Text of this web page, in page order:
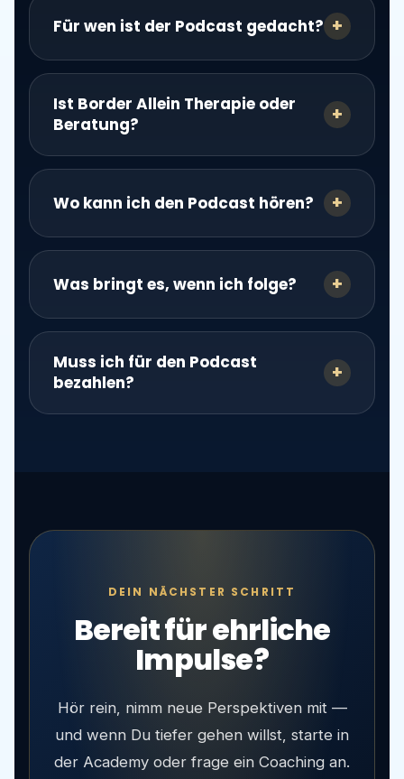
Für wen ist der Podcast gedacht?
Ist Border Allein Therapie oder
Beratung?
Wo kann ich den Podcast hören?
Was bringt es, wenn ich folge?
Muss ich für den Podcast
bezahlen?
DEIN NÄCHSTER SCHRITT
Bereit für ehrliche
Impulse?
Hör rein, nimm neue Perspektiven mit —
und wenn Du tiefer gehen willst, starte in
der Academy oder frage ein Coaching an.